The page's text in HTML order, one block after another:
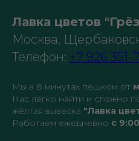
Лавка цветов
Москва,
Телефон: +7 926 351-
Мы в 8 минутах пешком от
Нас легко найти и сложно
жёлтая вывеска "Лавка
Работаем ежедневно с